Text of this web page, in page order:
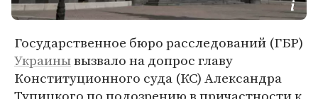
Государственное бюро расследований (ГБР)
Украинывызвало на допрос главу
Конституционного суда (КС) Александра